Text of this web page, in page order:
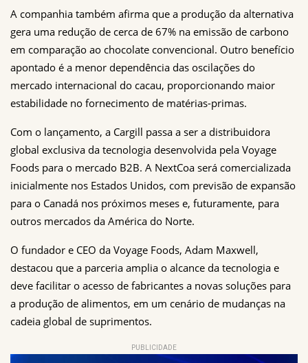
A companhia também afirma que a produção da alternativa
gera uma redução de cerca de 67% na emissão de carbono
em comparação ao chocolate convencional. Outro benefício
apontado é a menor dependência das oscilações do
mercado internacional do cacau, proporcionando maior
estabilidade no fornecimento de matérias-primas.
Com o lançamento, a Cargill passa a ser a distribuidora
global exclusiva da tecnologia desenvolvida pela Voyage
Foods para o mercado B2B. A NextCoa será comercializada
inicialmente nos Estados Unidos, com previsão de expansão
para o Canadá nos próximos meses e, futuramente, para
outros mercados da América do Norte.
O fundador e CEO da Voyage Foods, Adam Maxwell,
destacou que a parceria amplia o alcance da tecnologia e
deve facilitar o acesso de fabricantes a novas soluções para
a produção de alimentos, em um cenário de mudanças na
cadeia global de suprimentos.
PUBLICIDADE